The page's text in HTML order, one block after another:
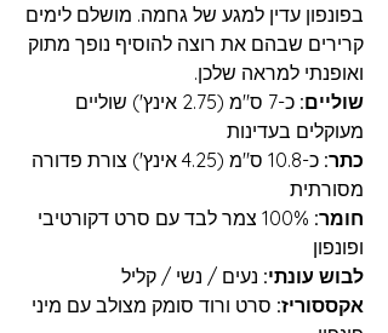
בפונפון עדין למגע של גחמה. מושלם לימים
קרירים שבהם את רוצה להוסיף נופך מתוק
ואופנתי למראה שלכן.
שוליים:
כ-7 ס"מ (2.75 אינץ') שוליים
מעוקלים בעדינות
כתר:
כ-10.8 ס"מ (4.25 אינץ') צורת פדורה
מסורתית
חומר:
100% צמר לבד עם סרט דקורטיבי
ופונפון
לבוש עונתי: נעים / נשי / קליל
אקססוריז: סרט ורוד סומק מצולב עם מיני